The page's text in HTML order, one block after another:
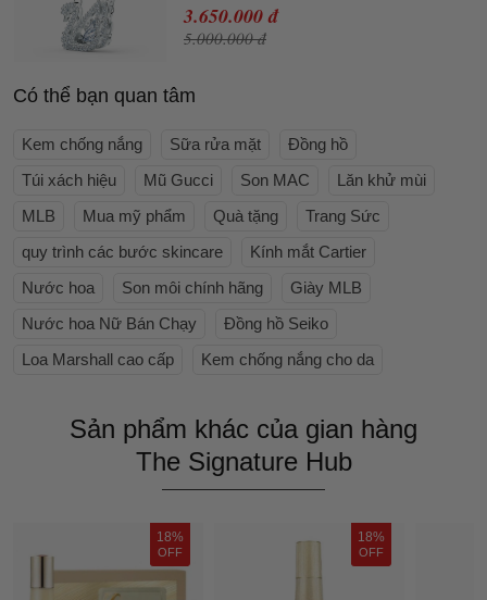
3.650.000 đ
5.000.000 đ
Có thể bạn quan tâm
Kem chống nắng Sữa rửa mặt
Đồng hồ
Túi xách hiệu
Mũ Gucci Son MAC
Lăn khử mùi
MLB
Mua mỹ phẩm Quà tặng
Trang Sức
quy trình các bước skincare
Kính mắt Cartier
Nước hoa
Son môi chính hãng
Giày MLB
Nước hoa Nữ Bán Chạy
Đồng hồ Seiko
Loa Marshall cao cấp
Kem chống nắng cho da
Sản phẩm khác của gian hàng
The Signature Hub
18%
OFF
18%
OFF